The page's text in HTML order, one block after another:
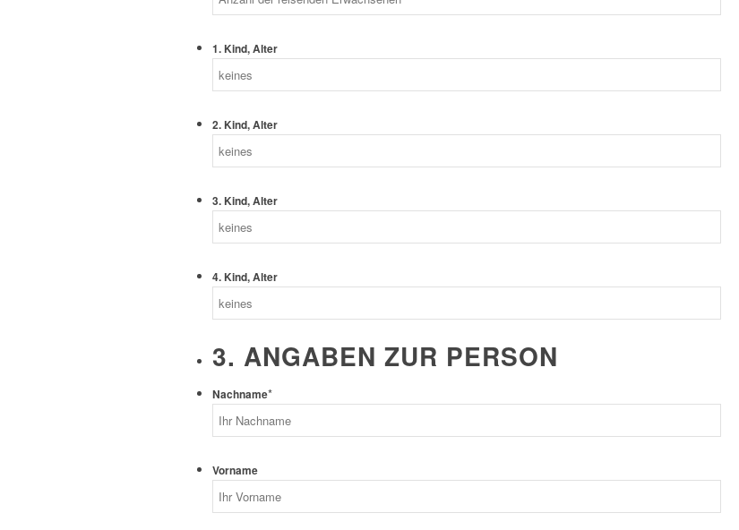
1. Kind, Alter
2. Kind, Alter
3. Kind, Alter
4. Kind, Alter
3. ANGABEN ZUR PERSON
Nachname*
Vorname